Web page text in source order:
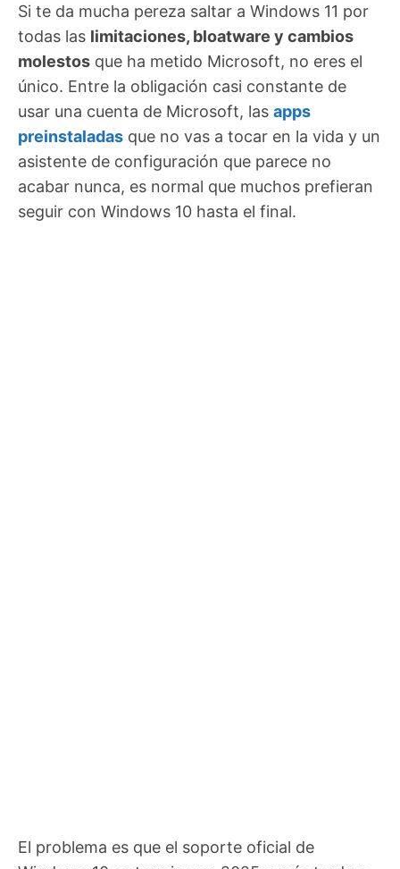
Si te da mucha pereza saltar a Windows 11 por
todas las limitaciones, bloatware y cambios
molestos que ha metido Microsoft, no eres el
único. Entre la obligación casi constante de
usar una cuenta de Microsoft, las apps
preinstaladas que no vas a tocar en la vida y un
asistente de configuración que parece no
acabar nunca, es normal que muchos prefieran
seguir con Windows 10 hasta el final.
El problema es que el soporte oficial de